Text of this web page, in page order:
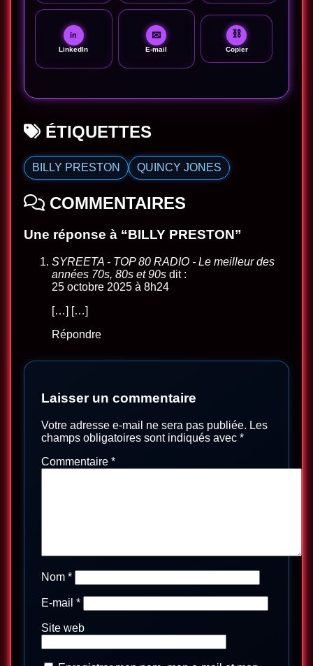
in
LinkedIn
✉
E-mail
⛓
Copier
ÉTIQUETTES
BILLY PRESTON QUINCY JONES
COMMENTAIRES
Une réponse à “BILLY PRESTON”
SYREETA - TOP 80 RADIO - Le meilleur des
années 70s, 80s et 90s dit :
25 octobre 2025 à 8h24
[…] […]
Répondre
Laisser un commentaire
Votre adresse e-mail ne sera pas publiée. Les
champs obligatoires sont indiqués avec *
Commentaire *
Nom *
E-mail *
Site web